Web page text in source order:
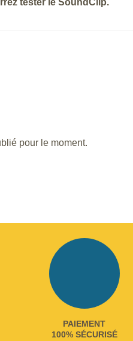
pour le moment.
PAIEMENT
100% SÉCURISÉ